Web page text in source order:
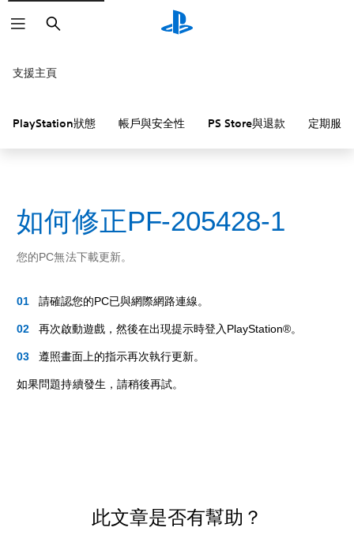
搜
尋
支援主頁
PlayStation狀態 帳戶與安全性 PS Store與退款 定期服務
如何修正PF-205428-1
您的PC無法下載更新。
請確認您的PC已與網際網路連線。
再次啟動遊戲，然後在出現提示時登入PlayStation®。
遵照畫面上的指示再次執行更新。
如果問題持續發生，請稍後再試。
此文章是否有幫助？